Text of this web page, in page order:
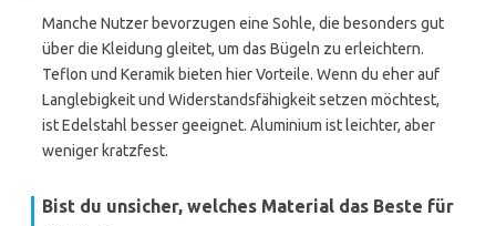
Manche Nutzer bevorzugen eine Sohle, die besonders gut
über die Kleidung gleitet, um das Bügeln zu erleichtern.
Teflon und Keramik bieten hier Vorteile. Wenn du eher auf
Langlebigkeit und Widerstandsfähigkeit setzen möchtest,
ist Edelstahl besser geeignet. Aluminium ist leichter, aber
weniger kratzfest.
Bist du unsicher, welches Material das Beste für